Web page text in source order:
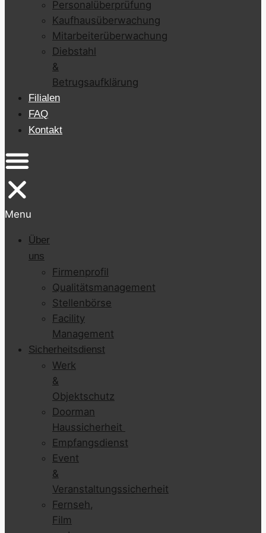
Personalüberprüfung
Kaufhausüberwachung
Mitarbeiterüberwachung
Diebstahl
&
Betrugsaufklärung
Filialen
FAQ
Kontakt
Menu
Über
uns
Firmenprofil
Qualitätsmanagement
Stellenbörse
Facility
Management
Sicherheitsdienst
Werk
&
Objektschutz
Doorman
Haussicherheit
Empfangsdienst
Event
&
Veranstaltungssicherheit
Fernseh,
Film